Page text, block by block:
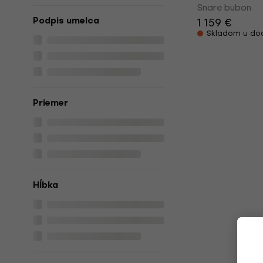
Podpis umelca
Priemer
Hĺbka
Snare bubon
1 159 €
Skladom u